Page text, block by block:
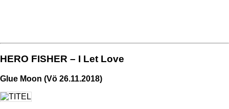
HERO FISHER – I Let Love
Glue Moon (Vö 26.11.2018)